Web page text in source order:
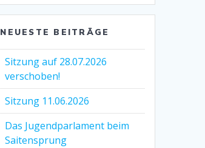
NEUESTE BEITRÄGE
Sitzung auf 28.07.2026
verschoben!
Sitzung 11.06.2026
Das Jugendparlament beim
Saitensprung